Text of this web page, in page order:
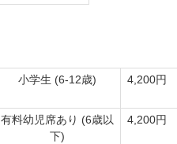
小学生 (6-12歳) 4,200円
有料幼児席あり (6歳以
下)
4,200円